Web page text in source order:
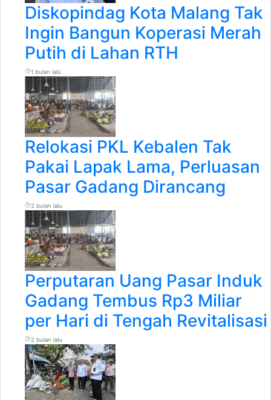
Diskopindag Kota Malang Tak
Ingin Bangun Koperasi Merah
Putih di Lahan RTH
1 bulan lalu
Relokasi PKL Kebalen Tak
Pakai Lapak Lama, Perluasan
Pasar Gadang Dirancang
2 bulan lalu
Perputaran Uang Pasar Induk
Gadang Tembus Rp3 Miliar
per Hari di Tengah Revitalisasi
2 bulan lalu